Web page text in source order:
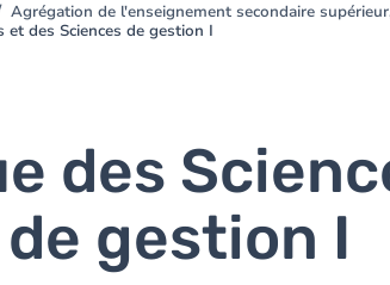
Agrégation de l'enseignement secondaire
et des Sciences de gestion I
des
gestion I